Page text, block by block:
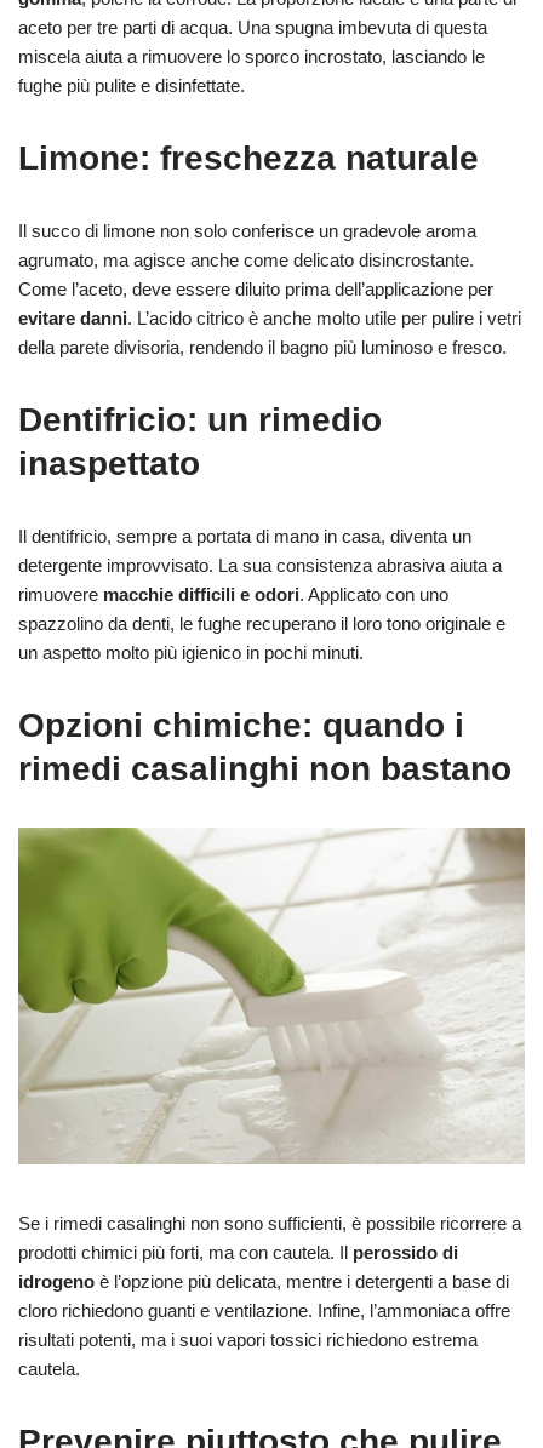
aceto per tre parti di acqua. Una spugna imbevuta di questa
miscela aiuta a rimuovere lo sporco incrostato, lasciando le
fughe più pulite e disinfettate.
Limone: freschezza naturale
Il succo di limone non solo conferisce un gradevole aroma
agrumato, ma agisce anche come delicato disincrostante.
Come l’aceto, deve essere diluito prima dell’applicazione per
evitare danni. L’acido citrico è anche molto utile per pulire i vetri
della parete divisoria, rendendo il bagno più luminoso e fresco.
Dentifricio: un rimedio
inaspettato
Il dentifricio, sempre a portata di mano in casa, diventa un
detergente improvvisato. La sua consistenza abrasiva aiuta a
rimuovere macchie difficili e odori. Applicato con uno
spazzolino da denti, le fughe recuperano il loro tono originale e
un aspetto molto più igienico in pochi minuti.
Opzioni chimiche: quando i
rimedi casalinghi non bastano
Se i rimedi casalinghi non sono sufficienti, è possibile ricorrere a
prodotti chimici più forti, ma con cautela. Il perossido di
idrogeno è l’opzione più delicata, mentre i detergenti a base di
cloro richiedono guanti e ventilazione. Infine, l’ammoniaca offre
risultati potenti, ma i suoi vapori tossici richiedono estrema
cautela.